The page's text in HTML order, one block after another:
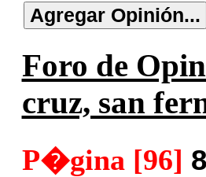
Foro de
cruz, san
P�gina [96]